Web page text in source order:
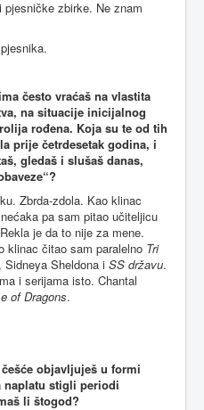
zbirke. Ne znam
često vraćaš na vlastita
na situacije inicijalnog
rođena. Koja su te od tih
prije četrdesetak godina, i
gledaš i slušaš danas,
Zbrda-zdola. Kao klinac
pa sam pitao učiteljicu
je da to nije za mene.
klinac čitao sam paralelno Tri
, Sidneya Sheldona i SS državu.
i serijama isto. Chantal
of Dragons.
objavljuješ u formi
stigli periodi
li štogod?